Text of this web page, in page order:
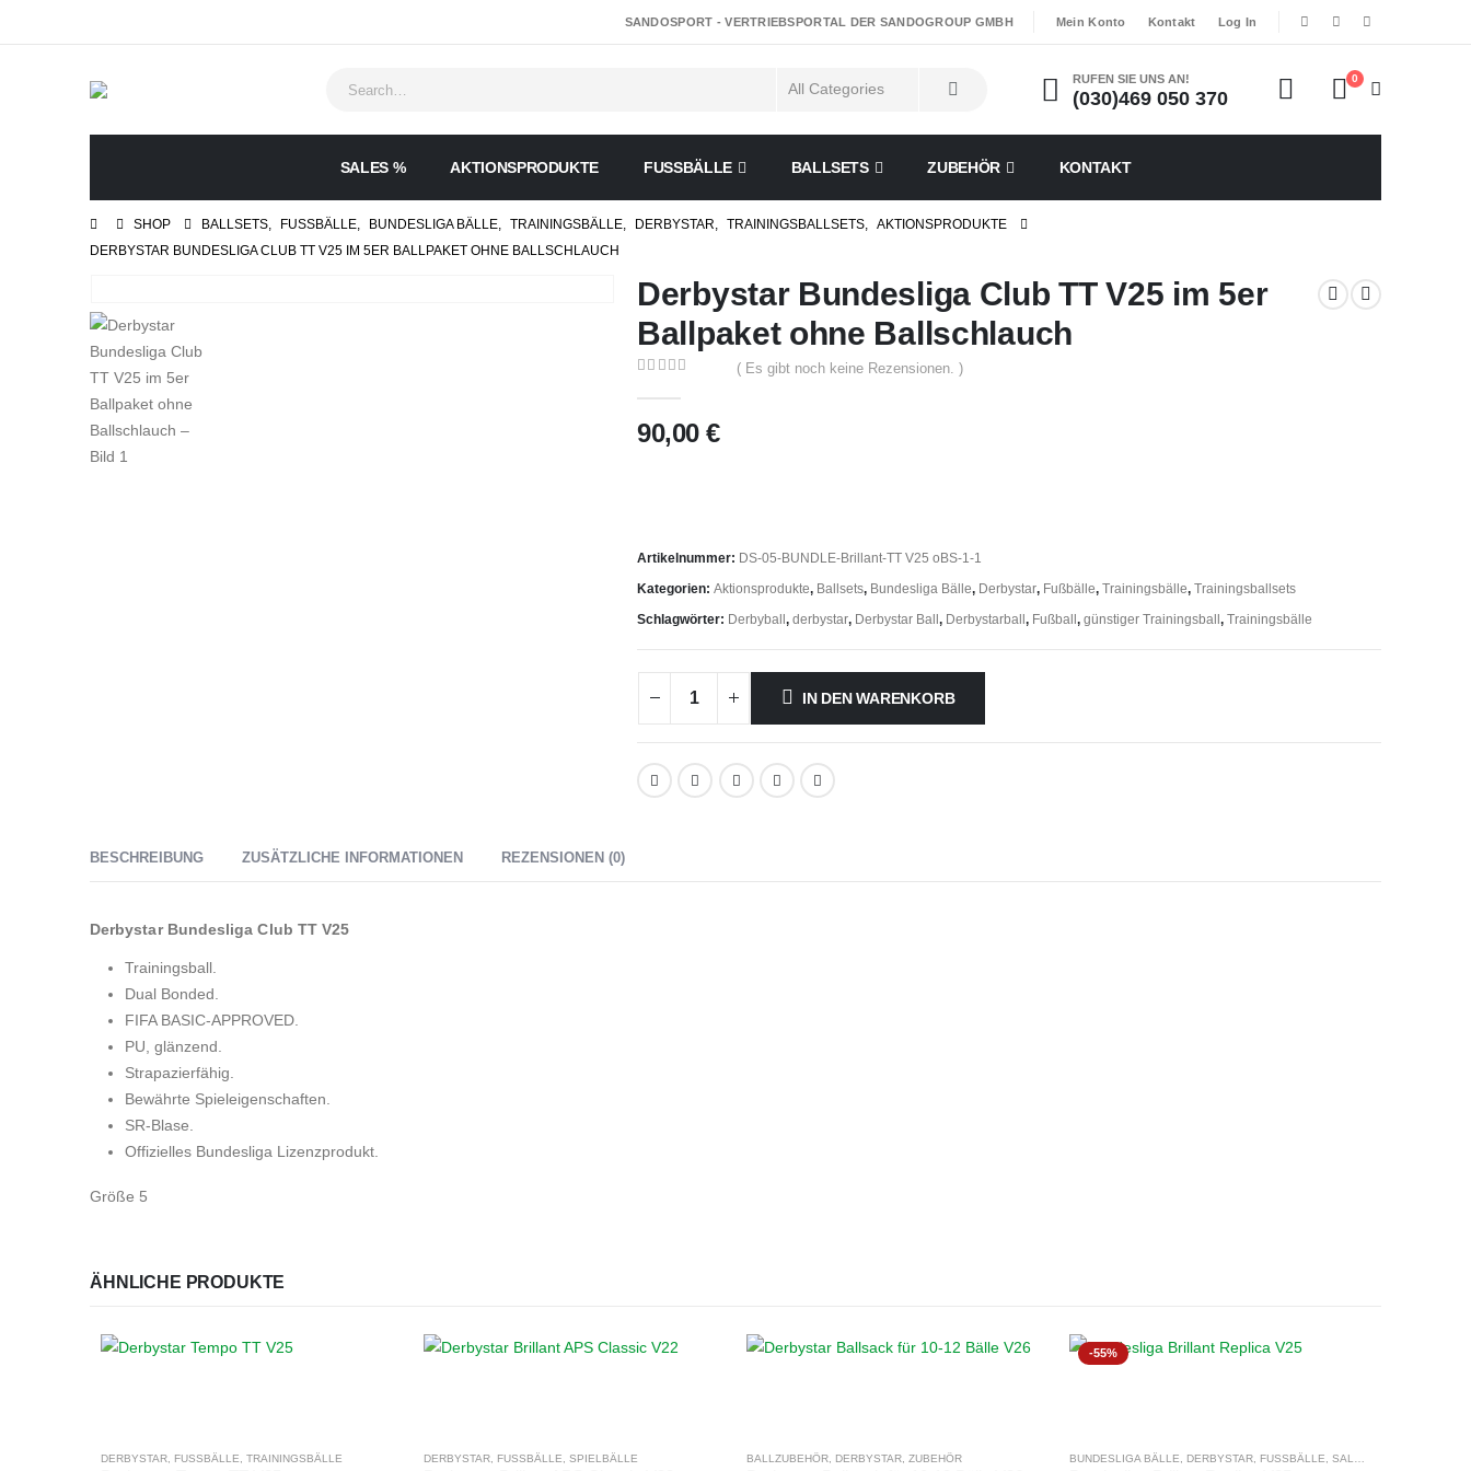
SANDOSPORT - VERTRIEBSPORTAL DER SANDOGROUP GMBH Mein Konto Kontakt Log In
RUFEN SIE UNS AN!
(030)469 050 370
0
SALES % AKTIONSPRODUKTE FUSSBÄLLE BALLSETS ZUBEHÖR KONTAKT
SHOP BALLSETS, FUSSBÄLLE , BUNDESLIGA BÄLLE, TRAININGSBÄLLE, DERBYSTAR, TRAININGSBALLSETS, AKTIONSPRODUKTE
DERBYSTAR BUNDESLIGA CLUB TT V25 IM 5ER BALLPAKET OHNE BALLSCHLAUCH
Derbystar Bundesliga Club TT V25 im 5er
Ballpaket ohne Ballschlauch
( Es gibt noch keine Rezensionen. )
90,00€
Artikelnummer: DS-05-BUNDLE-Brillant-TT V25 oBS-1-1
Kategorien: Aktionsprodukte, Ballsets, Bundesliga Bälle, Derbystar, Fußbälle, Trainingsbälle, Trainingsballsets
Schlagwörter: Derbyball , derbystar, Derbystar Ball , Derbystarball , Fußball , günstiger Trainingsball , Trainingsbälle
IN DEN WARENKORB
BESCHREIBUNG ZUSÄTZLICHE INFORMATIONEN REZENSIONEN (0)
Derbystar Bundesliga Club TT V25
Trainingsball.
Dual Bonded.
FIFA BASIC-APPROVED.
PU, glänzend.
Strapazierfähig.
Bewährte Spieleigenschaften.
SR-Blase.
Offizielles Bundesliga Lizenzprodukt.
Größe 5
ÄHNLICHE PRODUKTE
DERBYSTAR FUSSBÄLLE TRAININGSBÄLLE DERBYSTAR FUSSBÄLLE SPIELBÄLLE BALLZUBEHÖR DERBYSTAR ZUBEHÖR
-55%
BUNDESLIGA BÄLLE DERBYSTAR FUSSBÄLLE SALES %